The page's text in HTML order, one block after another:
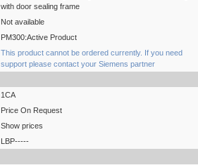
with door sealing frame
Not available
PM300:Active Product
This product cannot be ordered currently. If you need
support please contact your Siemens partner
1CA
Price On Request
Show prices
LBP-----